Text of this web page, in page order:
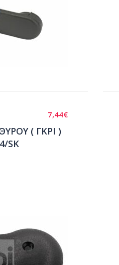
7,44€
( ΓΚΡΙ )
SK